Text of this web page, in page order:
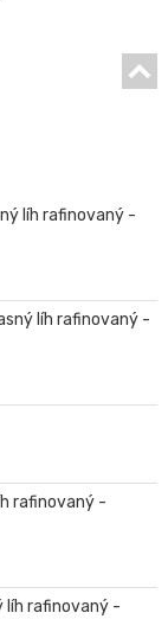
líh rafinovaný -
líh rafinovaný -
rafinovaný -
líh rafinovaný -